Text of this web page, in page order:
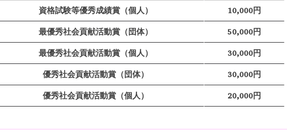
資格試験等優秀成績賞（個人）
10,000円
最優秀社会貢献活動賞（団体）
50,000円
最優秀社会貢献活動賞（個人）
30,000円
優秀社会貢献活動賞（団体）
30,000円
優秀社会貢献活動賞（個人） 20,000円